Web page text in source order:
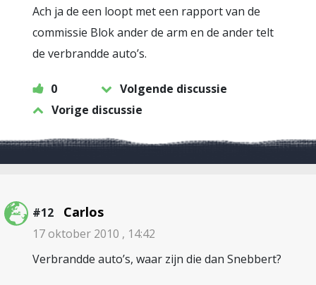
Ach ja de een loopt met een rapport van de
commissie Blok ander de arm en de ander telt
de verbrandde auto’s.
0
Volgende discussie
Vorige discussie
#12 Carlos
17 oktober 2010 , 14:42
Verbrandde auto’s, waar zijn die dan Snebbert?